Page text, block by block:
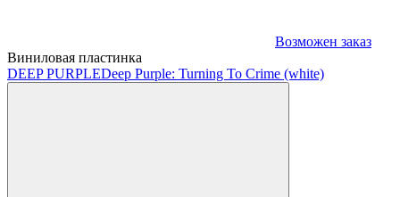
Возможен заказ
Виниловая пластинка
DEEP PURPLEDeep Purple: Turning To Crime (white)